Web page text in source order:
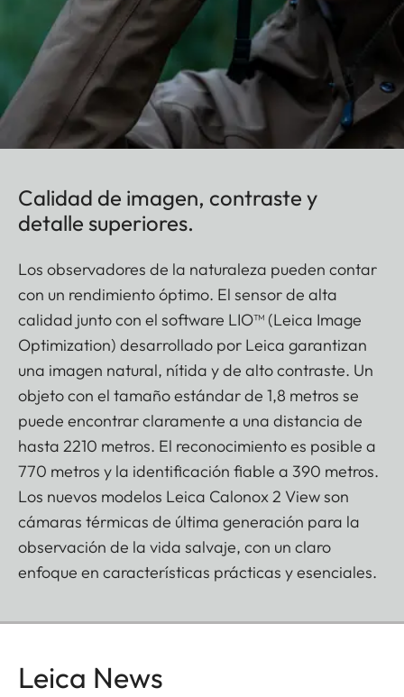
Calidad de imagen, contraste y
detalle superiores.
Los observadores de la naturaleza pueden contar
con un rendimiento óptimo. El sensor de alta
calidad junto con el software LIO™ (Leica Image
Optimization) desarrollado por Leica garantizan
una imagen natural, nítida y de alto contraste. Un
objeto con el tamaño estándar de 1,8 metros se
puede encontrar claramente a una distancia de
hasta 2210 metros. El reconocimiento es posible a
770 metros y la identificación fiable a 390 metros.
Los nuevos modelos Leica Calonox 2 View son
cámaras térmicas de última generación para la
observación de la vida salvaje, con un claro
enfoque en características prácticas y esenciales.
Leica News